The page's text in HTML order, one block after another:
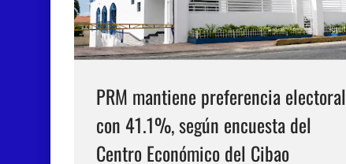
PRM mantiene preferencia electoral
con 41.1%, según encuesta del
Centro Económico del Cibao